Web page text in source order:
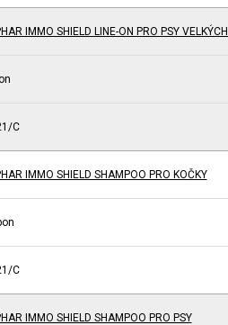
IMMO SHIELD LINE-ON PRO PSY
C
IMMO SHIELD SHAMPOO PRO KOČKY
C
IMMO SHIELD SHAMPOO PRO PSY